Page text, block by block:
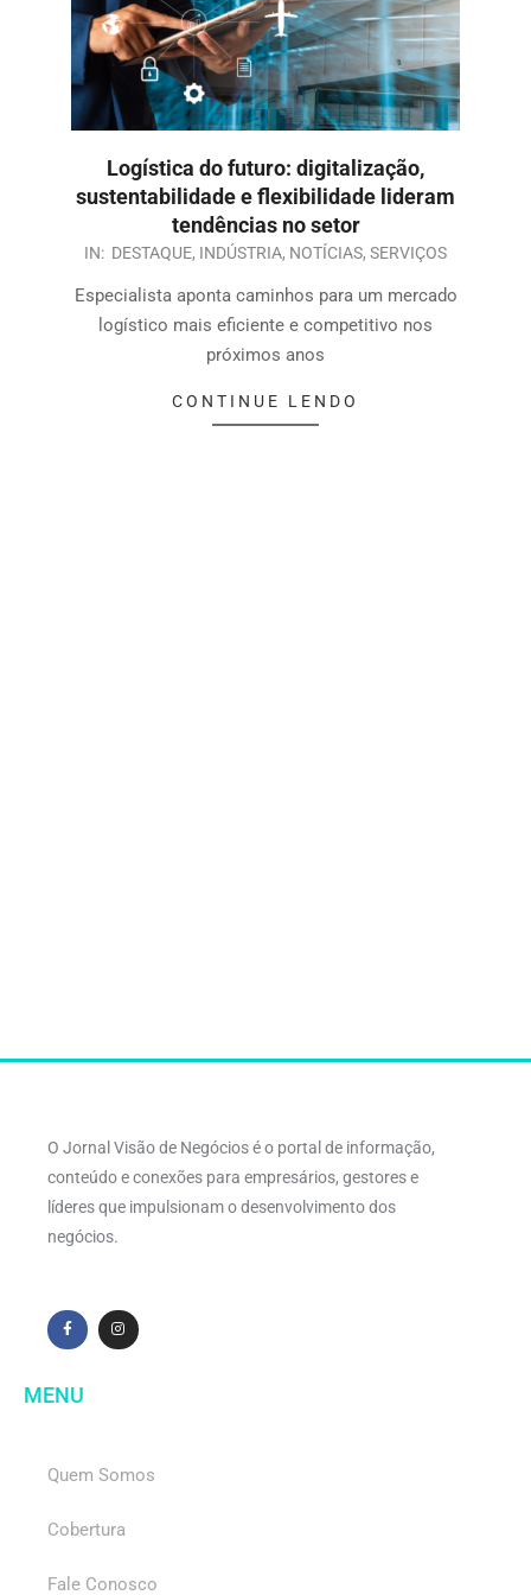
Logística do futuro: digitalização,
sustentabilidade e flexibilidade lideram
tendências no setor
IN: DESTAQUE, INDÚSTRIA, NOTÍCIAS, SERVIÇOS
Especialista aponta caminhos para um mercado
logístico mais eficiente e competitivo nos
próximos anos
CONTINUE LENDO
O Jornal Visão de Negócios é o portal de informação,
conteúdo e conexões para empresários, gestores e
líderes que impulsionam o desenvolvimento dos
negócios.
MENU
Quem Somos
Cobertura
Fale Conosco